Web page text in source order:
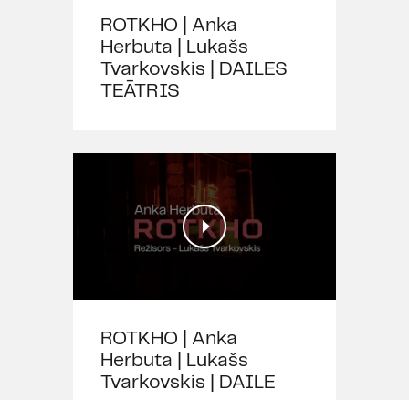
komandu veidojis provokatīvas
izrādes Polijā, bet īpašu publikas
un kritikas sajūsmu izpelnījies
Lietuvā ar 2017. gada izrādi “Lokis”,
kura tika nominēta
augstāko, Kultūras ministrijas
pasniegto "Skatuves zelta
krustu" pašam Tvarkovskim.
Nesenākais iestudējums
“Respublika” piesaistīja uzmanību
kas nojauc robežas starp īstenību,
skartajām tēmām, kuras aptver
plašu mūsdienu problēmu loku
par identitāti, virtuālo realitāti un
ROTKHO | Anka
Herbuta | Lukašs
Tvarkovskis | DAILES
TEĀTRIS
ROTKHO | Anka
Herbuta | Lukašs
Tvarkovskis | DAILE